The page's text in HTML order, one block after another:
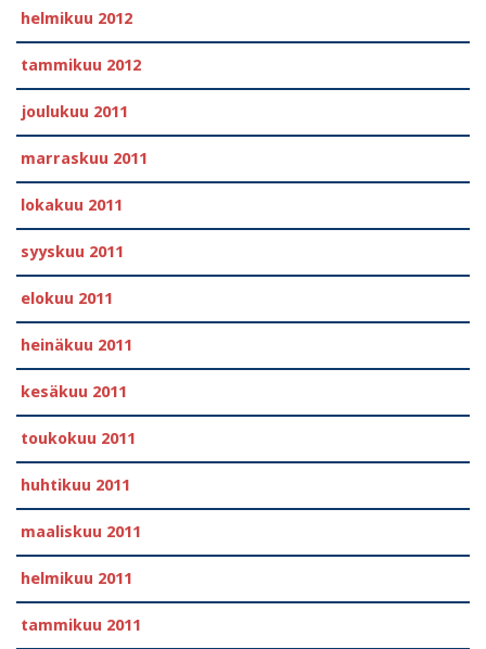
helmikuu 2012
tammikuu 2012
joulukuu 2011
marraskuu 2011
lokakuu 2011
syyskuu 2011
elokuu 2011
heinäkuu 2011
kesäkuu 2011
toukokuu 2011
huhtikuu 2011
maaliskuu 2011
helmikuu 2011
tammikuu 2011